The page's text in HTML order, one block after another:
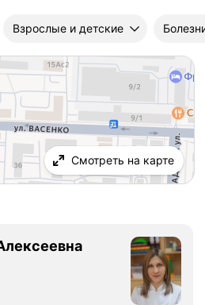
Взрослые и детские
Смотреть на карте